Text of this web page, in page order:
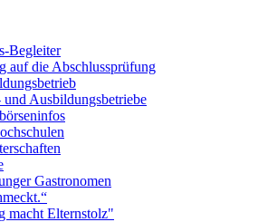
Begleiter
auf die Abschlussprüfung
und Ausbildungsbetriebe
Gastronomen
macht Elternstolz"